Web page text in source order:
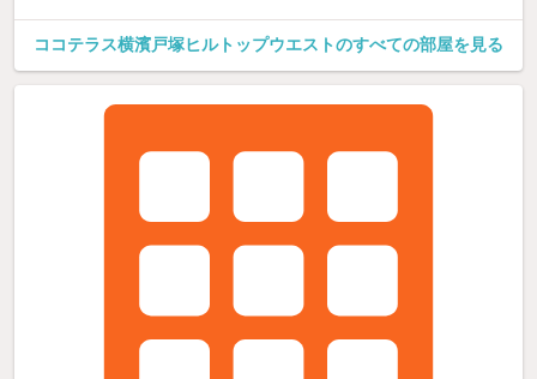
ココテラス横濱戸塚ヒルトップウエストのすべての部屋を見る